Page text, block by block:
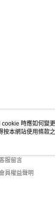
服資訊
服留言
員權益聲明
時應如何變
按本網站使用條款